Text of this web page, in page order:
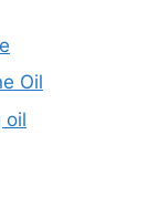
Oil
oil